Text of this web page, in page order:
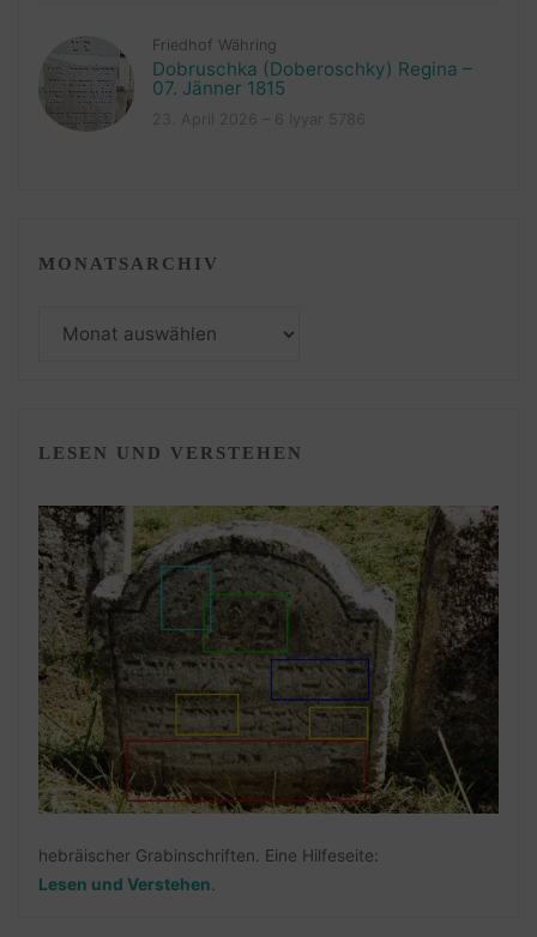
Friedhof Währing
Dobruschka (Doberoschky) Regina –
07. Jänner 1815
MONATSARCHIV
Monatsarchiv
LESEN UND VERSTEHEN
hebräischer Grabinschriften. Eine Hilfeseite:
Lesen und Verstehen